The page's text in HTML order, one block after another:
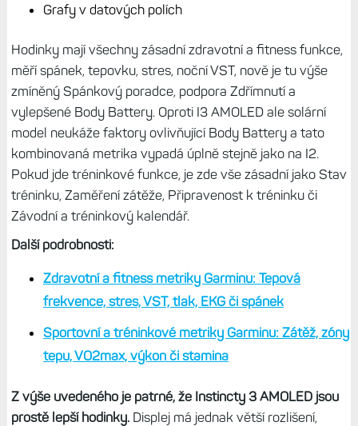
Grafy v datových polích
Hodinky mají všechny zásadní zdravotní a fitness funkce,
měří spánek, tepovku, stres, noční VST, nově je tu výše
zmíněný Spánkový poradce, podpora Zdřímnutí a
vylepšené Body Battery. Oproti I3 AMOLED ale solární
model neukáže faktory ovlivňující Body Battery a tato
kombinovaná metrika vypadá úplně stejně jako na I2.
Pokud jde tréninkové funkce, je zde vše zásadní jako Stav
tréninku, Zaměření zátěže, Připravenost k tréninku či
Závodní a tréninkový kalendář.
Další podrobnosti:
Zdravotní a fitness metriky Garminu: Tepová
frekvence, stres, VST, tlak, EKG či spánek
Sportovní a tréninkové metriky Garminu: Zátěž, zóny
tepu, VO2max, výkon či stamina
Z výše uvedeného je patrné, že Instincty 3 AMOLED jsou
prostě lepší hodinky.Displej má jednak větší rozlišení,